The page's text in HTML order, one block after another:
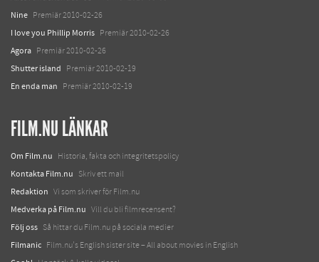
Nine Premiär 2010-02-26
I love you Phillip Morris Premiär 2010-02-26
Agora Premiär 2010-02-26
Shutter island Premiär 2010-02-19
En enda man Premiär 2010-02-19
FILM.NU LÄNKAR
Om Film.nu Historia, fakta och integritetspolicy
Kontakta Film.nu Skriv ett mail
Redaktion Vi som skriver för Film.nu
Medverka på Film.nu Vill du bli filmrecensent?
Följ oss Så hittar du Film.nu på sociala medier
Filmanic Film.nu's English sister site – All about movies in English